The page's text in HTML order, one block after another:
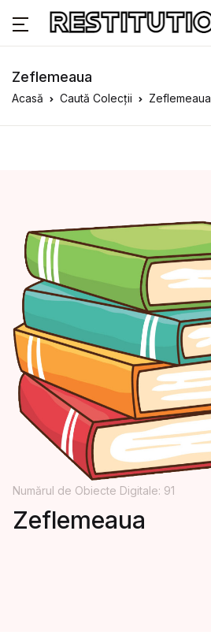
Zeflemeaua
Acasă Caută Colecții Zeflemeaua
Numărul de Obiecte Digitale: 91
Zeflemeaua